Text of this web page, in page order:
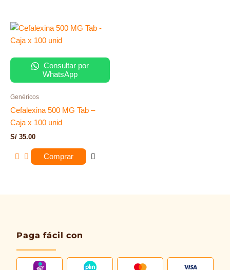
Consultar por
WhatsApp
Genéricos
Cefalexina 500 MG Tab –
Caja x 100 unid
S/ 35.00
Comprar
Paga fácil con